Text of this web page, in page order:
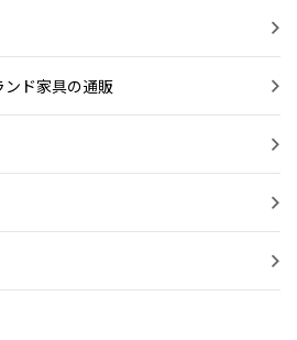
ド家具の通販